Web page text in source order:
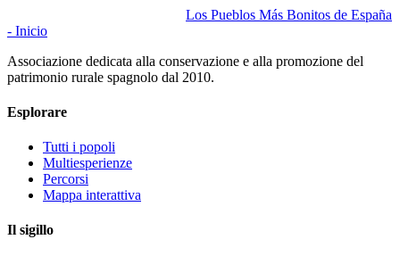
Los Pueblos Más Bonitos de España
- Inicio
Associazione dedicata alla conservazione e alla promozione del
patrimonio rurale spagnolo dal 2010.
Esplorare
Tutti i popoli
Multiesperienze
Percorsi
Mappa interattiva
Il sigillo